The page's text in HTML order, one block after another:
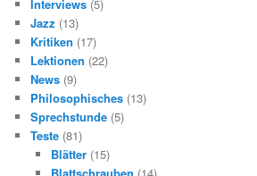
Interviews (5)
Jazz (13)
Kritiken (17)
Lektionen (22)
News (9)
Philosophisches (13)
Sprechstunde (5)
Teste (81)
Blätter(15)